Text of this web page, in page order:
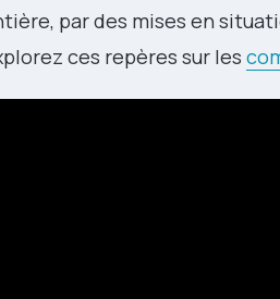
par des mises en
ces repères sur les